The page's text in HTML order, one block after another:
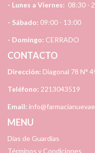
- Lunes a Viernes: 08:30 -
- Sábado: 09:00 - 13:00
- Domingo: CERRADO
CONTACTO
Dirección: Diagonal 78 N°
Teléfono: 2213043519
Email:
MENU
Días de Guardias
Términos y Condiciones